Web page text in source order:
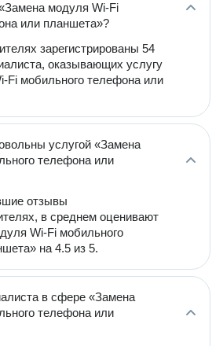
модуля Wi-Fi
или планшета»?
зарегистрированы 54
оказывающих услугу
Fi мобильного телефона или
услугой «Замена
телефона или
отзывы
в среднем оценивают
Wi-Fi мобильного
на 4.5 из 5.
в сфере «Замена
телефона или